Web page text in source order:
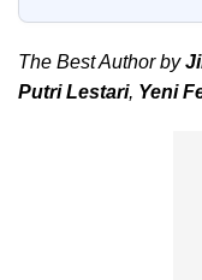
The Best Author by
Putri Lestari, Yeni